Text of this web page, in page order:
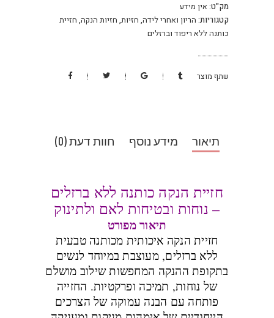
מק"ט: אין מידע
קטגוריות: הריון ואחרי לידה, חזיות, חזיות הנקה, חזיית
כותנה ללא ריפוד וברזלים
שתף מוצר
תיאור מידע נוסף חוות דעת (0)
חזיית הנקה כותנה ללא ברזלים
– נוחות ובטיחות לאם ולתינוק
תיאור מפורט
חזיית הנקה איכותית מכותנה טבעית
ללא ברזלים, מעוצבת במיוחד לנשים
בתקופת ההנקה המחפשות שילוב מושלם
של נוחות, תמיכה ופרקטיות. החזייה
פותחה עם הבנה עמוקה של הצרכים